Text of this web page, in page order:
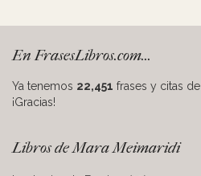
En FrasesLibros.com...
Ya tenemos 22,451 frases y citas de
¡Gracias!
Libros de Mara Meimaridi